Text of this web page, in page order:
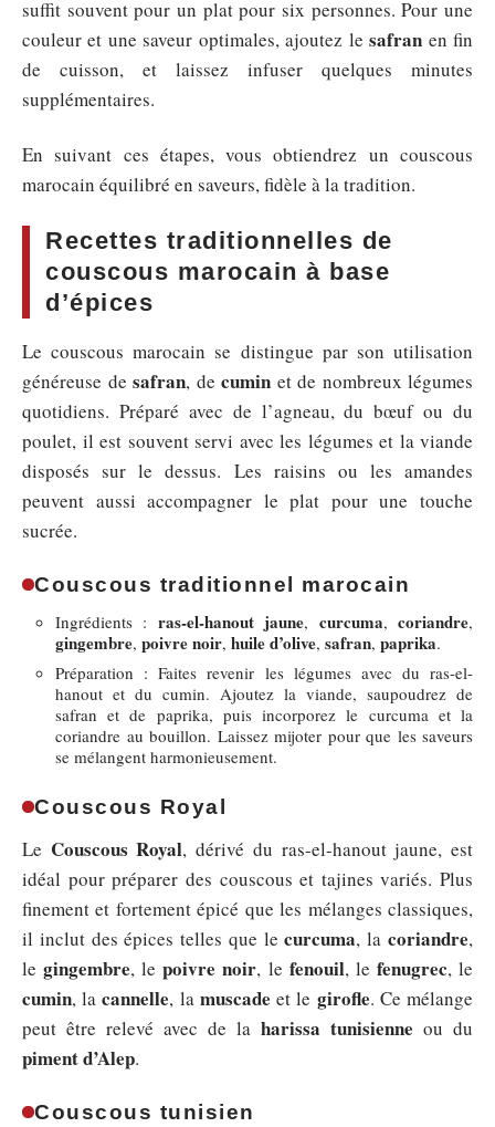
suffit souvent pour un plat pour six personnes. Pour une
couleur et une saveur optimales, ajoutez lesafran en fin
de cuisson, et laissez infuser quelques minutes
supplémentaires.
En suivant ces étapes, vous obtiendrez un couscous
marocain équilibré en saveurs, fidèle à la tradition.
Recettes traditionnelles de
couscous marocain à base
d’épices
Le couscous marocain se distingue par son utilisation
généreuse de safran, de cumin et de nombreux légumes
quotidiens. Préparé avec de l’agneau, du bœuf ou du
poulet, il est souvent servi avec les légumes et la viande
disposés sur le dessus. Les raisins ou les amandes
peuvent aussi accompagner le plat pour une touche
sucrée.
Couscous traditionnel marocain
Ingrédients : ras-el-hanout jaune, curcuma,coriandre,
gingembre, poivre noir, huile d’olive, safran, paprika.
Préparation : Faites revenir les légumes avec du ras-el-
hanout et du cumin. Ajoutez la viande, saupoudrez de
safran et de paprika, puis incorporez le curcuma et la
coriandre au bouillon. Laissez mijoter pour que les saveurs
se mélangent harmonieusement.
Couscous Royal
Le Couscous Royal, dérivé du ras-el-hanout jaune, est
idéal pour préparer des couscous et tajines variés. Plus
finement et fortement épicé que les mélanges classiques,
il inclut des épices telles que lecurcuma, lacoriandre,
legingembre, lepoivre noir, le fenouil, le fenugrec, le
cumin, lacannelle, la muscade et le girofle. Ce mélange
peut être relevé avec de la harissa tunisienne ou du
piment d’Alep.
Couscous tunisien